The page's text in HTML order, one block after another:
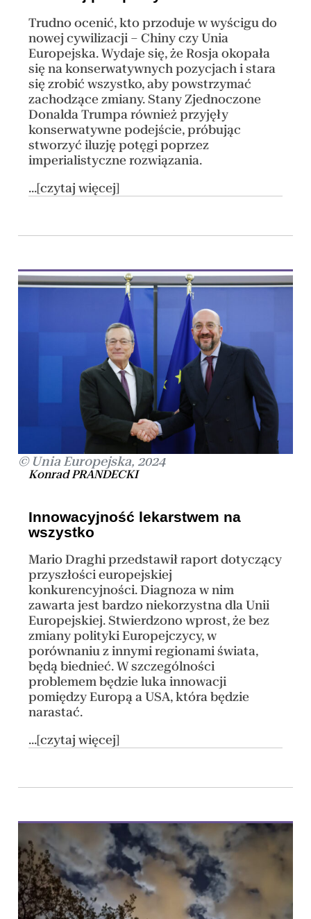
Trudno ocenić, kto przoduje w wyścigu do
nowej cywilizacji – Chiny czy Unia
Europejska. Wydaje się, że Rosja okopała
się na konserwatywnych pozycjach i stara
się zrobić wszystko, aby powstrzymać
zachodzące zmiany. Stany Zjednoczone
Donalda Trumpa również przyjęły
konserwatywne podejście, próbując
stworzyć iluzję potęgi poprzez
imperialistyczne rozwiązania.
...[czytaj więcej]
© Unia Europejska, 2024
Konrad PRANDECKI
Innowacyjność lekarstwem na
wszystko
Mario Draghi przedstawił raport dotyczący
przyszłości europejskiej
konkurencyjności. Diagnoza w nim
zawarta jest bardzo niekorzystna dla Unii
Europejskiej. Stwierdzono wprost, że bez
zmiany polityki Europejczycy, w
porównaniu z innymi regionami świata,
będą biednieć. W szczególności
problemem będzie luka innowacji
pomiędzy Europą a USA, która będzie
narastać.
...[czytaj więcej]